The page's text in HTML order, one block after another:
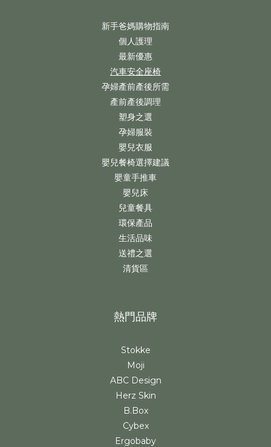
新手爸媽購物指南
個人護理
最新優惠
汽車安全座椅
孕婦產前產後所需
產前產後調理
塑身之選
孕婦服裝
嬰兒衣服
嬰兒餐椅選擇建議
嬰童手推車
嬰兒床
兒童餐具
環保產品
生活品味
送禮之選
清貨區
熱門品牌
Stokke
Moji
ABC Design
Herz Skin
B.Box
Cybex
Ergobaby